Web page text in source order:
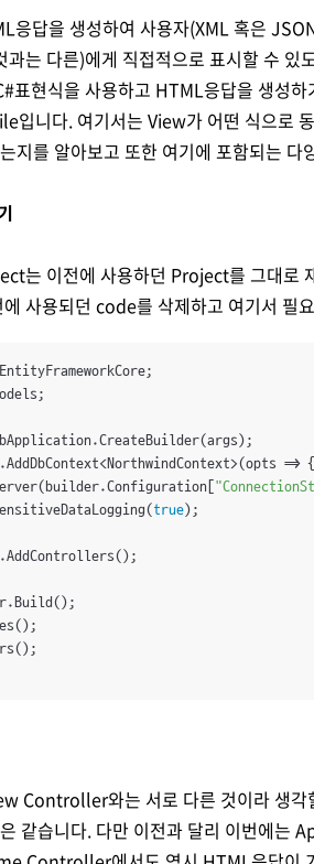
응답을 생성하여 사용자(XML 혹은
과는 다른)에게 직접적으로 표시할 수
표현식을 사용하고 HTML응답을 생성
입니다. 여기서는 View가 어떤 식으
지를 알아보고 또한 여기에 포함되는
는 이전에 사용하던 Project를 그대로
사용되던 code를 삭제하고 여기서 필
=> {
true);
Controller와는 서로 다른 것이라 생각
같습니다. 다만 이전과 달리 이번에는